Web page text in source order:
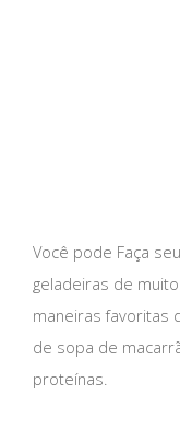
Você pode Faça
geladeiras de
maneiras favoritas
de sopa de
proteínas.